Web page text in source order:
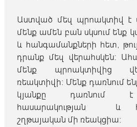
Աստված մեզ պրոակտիվ է
մենք ամեն բան սկսում ենք
և հանգամանքների հետ,
դրանք մեզ վերահսկեն։
մենք պրոակտիվից
ռեակտիվի։ Մենք դառնում
կյանքը դառնում է
հասարակության և
շղթայական մի ռեակցիա։